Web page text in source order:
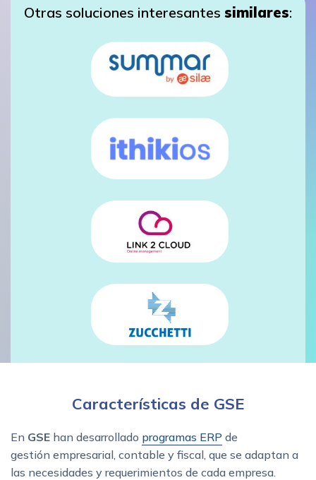
Otras soluciones interesantes similares:
Características de GSE
En GSE han desarrollado programas ERP de
gestión empresarial, contable y fiscal, que se adaptan a
las necesidades y requerimientos de cada empresa.